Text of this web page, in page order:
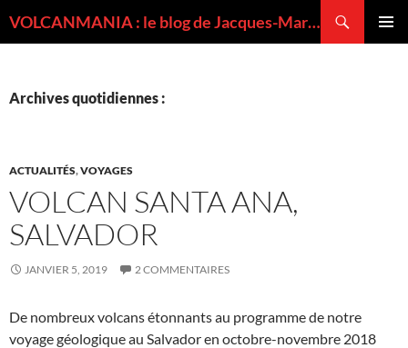
VOLCANMANIA : le blog de Jacques-Marie BARDINTZEFF, volcanologue
Archives quotidiennes :
ACTUALITÉS,VOYAGES
VOLCAN SANTA ANA,
SALVADOR
JANVIER 5, 2019 2 COMMENTAIRES
De nombreux volcans étonnants au programme de notre
voyage géologique au Salvador en octobre-novembre 2018